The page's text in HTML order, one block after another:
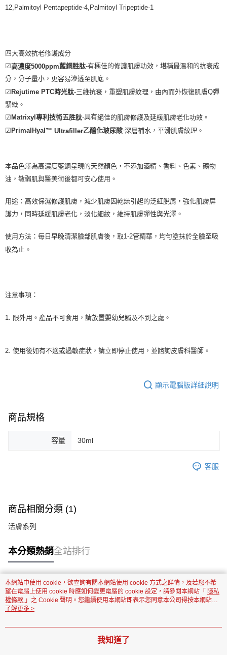
12,Palmitoyl Pentapeptide-4,Palmitoyl Tripeptide-1
四大高效抗老修護成分
☑高濃度5000ppm藍銅胜肽-有極佳的修護肌膚功效，堪稱最溫和的抗衰成
分，分子量小，更容易滲透至肌底。
☑Rejutime PTC時光肽-三維抗衰，重塑肌膚紋理，由內而外恢復肌膚Q彈
緊緻。
☑ Matrixyl 專利技術五胜肽-具有絕佳的肌膚修護及延緩肌膚老化功效。
☑PrimalHyal™ Ultrafiller乙醯化玻尿酸-深層補水，平滑肌膚紋理。
本品色澤為高濃度藍銅呈現的天然顏色， 不添加酒精、香料、色素、礦物
油， 敏弱肌與醫美術後都可安心使用。
用途：高效保濕修護肌膚，減少肌膚因乾燥引起的泛紅脫屑，強化肌膚屏
護力，同時延緩肌膚老化，淡化細紋，維持肌膚彈性與光澤。
使用方法：每日早晚清潔臉部肌膚後，取1-2管精華，均勻塗抹於全臉至吸
收為止。
注意事項：
1. 限外用。產品不可食用，請放置嬰幼兒觸及不到之處。
2. 使用後如有不適或過敏症狀，請立即停止使用，並諮詢皮膚科醫師。
顯示電腦版詳細說明
商品規格
容量 30ml
客服
商品相關分類 (1)
活膚系列
本分類熱銷全站排行
熱門標籤
本網站中使用 cookie，欲查詢有關本網站使用 cookie 方式之詳情，及若您不希
望在電腦上使用 cookie 時應如何變更電腦的 cookie 設定，請參閱本網站「 隱私
權條款 」之 Cookie 聲明。您繼續使用本網站即表示您同意本公司得按本網站使
用條款之 Cookie 聲明使用 cookie。
了解更多 >
我知道了